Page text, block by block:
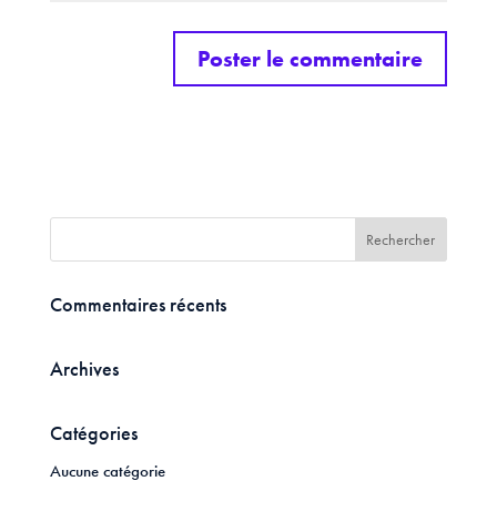
Commentaires récents
Archives
Catégories
Aucune catégorie